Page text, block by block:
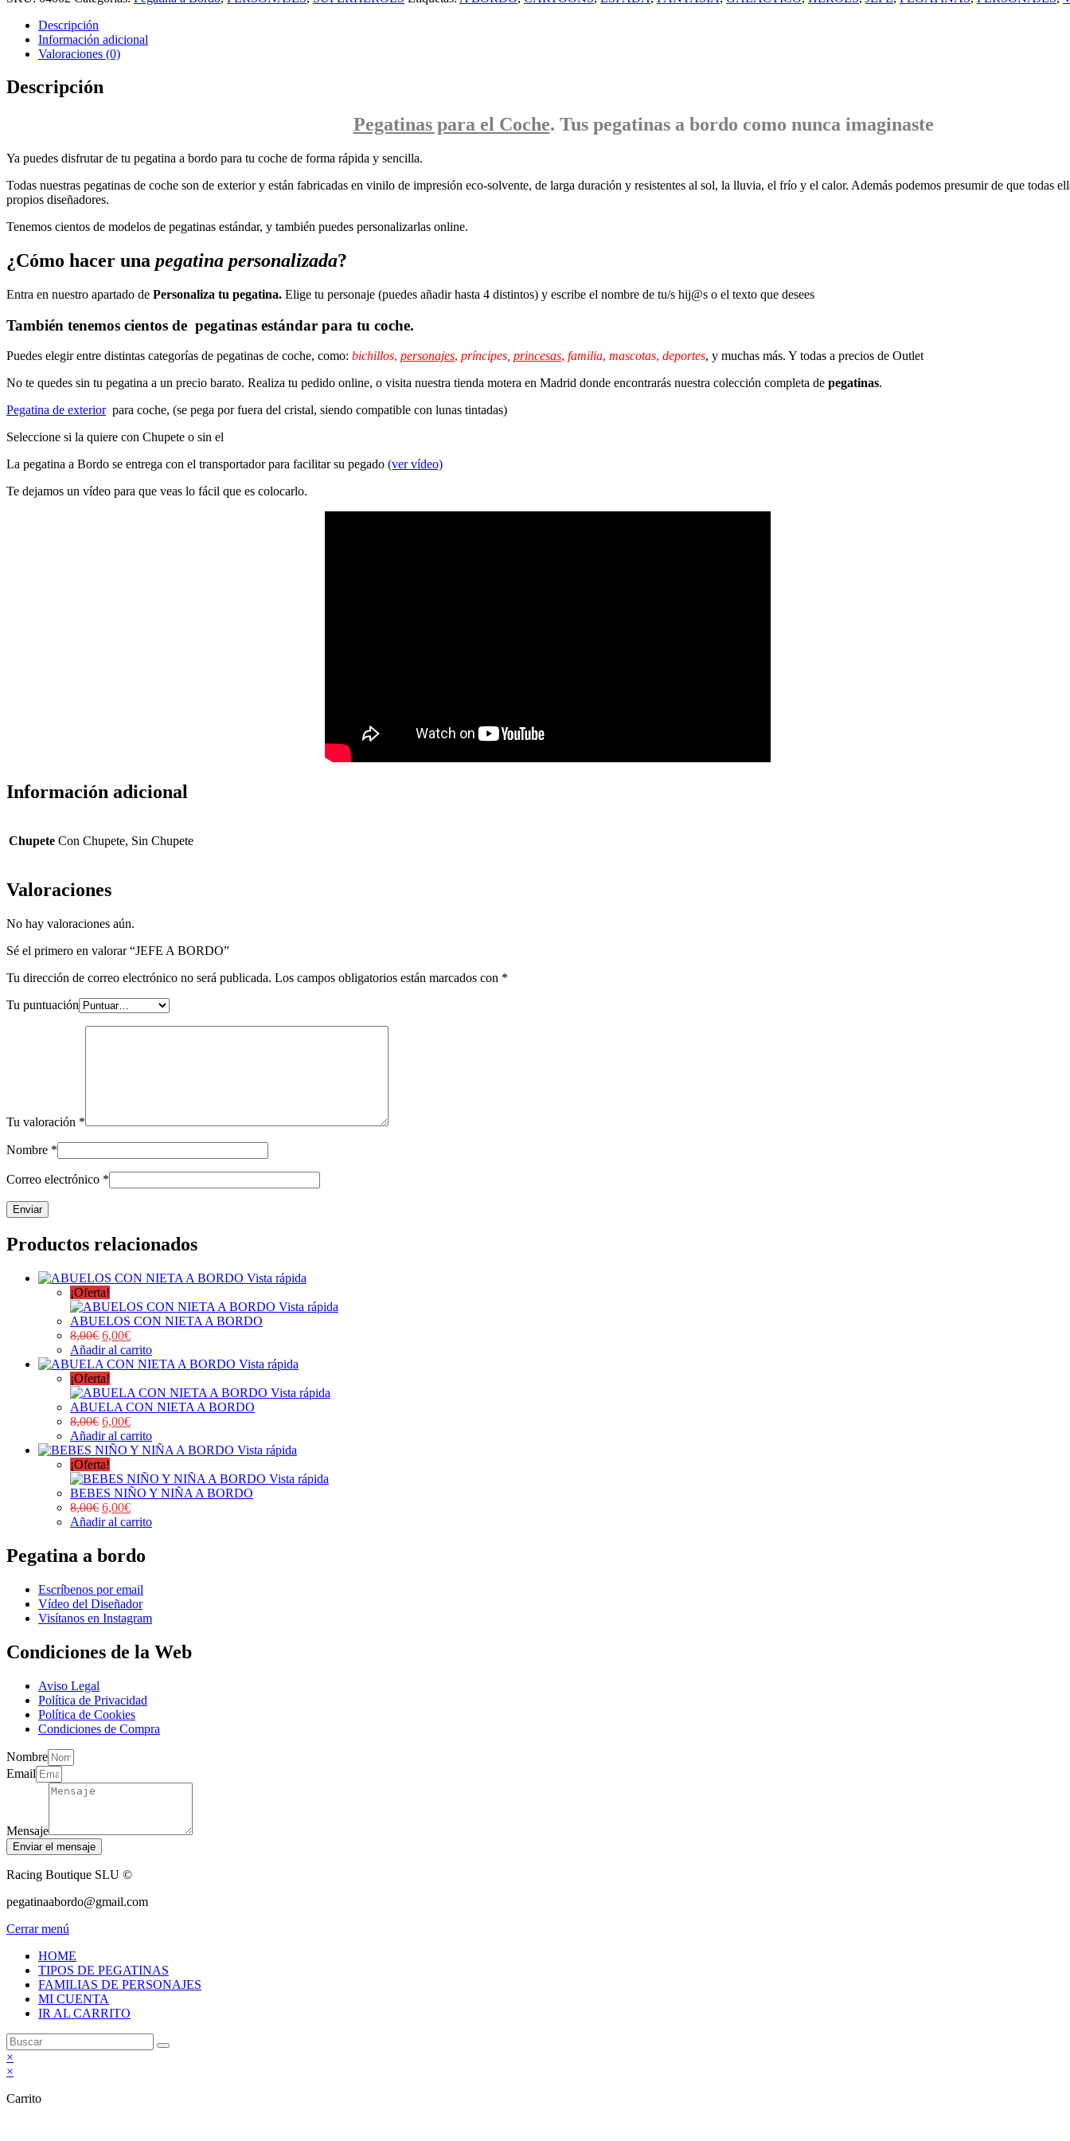
Descripción
Información adicional
Valoraciones (0)
Descripción
Pegatinaspara el Coche. Tus pegatinasa bordo como nunca imaginaste
Ya puedes disfrutar de tu pegatina a bordo para tu coche de forma rápida y sencilla.
Todas nuestras pegatinas de coche son de exterior y están fabricadas en vinilo de impresión eco-solvente, de larga duración y resistentes al sol, la lluvia, el frío y el calor. Además podemos presumir de que todas
propios diseñadores.
Tenemos cientos de modelos de pegatinas estándar, y también puedes personalizarlas online.
¿Cómo hacer una pegatina personalizada?
Entra en nuestro apartado de Personaliza tu pegatina. Elige tu personaje (puedes añadir hasta 4 distintos) y escribe el nombre de tu/s hij@s o el texto que desees
También tenemos cientos de pegatinas estándar para tu coche.
Puedes elegir entre distintas categorías de pegatinas de coche, como: bichillos, personajes, príncipes, princesas, familia, mascotas, deportes, y muchas más. Y todas a precios de Outlet
No te quedes sin tu pegatina a un precio barato. Realiza tu pedido online, o visita nuestra tienda motera en Madrid donde encontrarás nuestra colección completa de pegatinas.
Pegatina de exteriorpara coche, (se pega por fuera del cristal, siendo compatible con lunas tintadas)
Seleccione si la quiere con Chupete o sin el
La pegatina a Bordo se entrega con el transportador para facilitar su pegado (ver vídeo)
Te dejamos un vídeo para que veas lo fácil que es colocarlo.
Información adicional
Chupete Con Chupete, Sin Chupete
Valoraciones
No hay valoraciones aún.
Sé el primero en valorar “JEFE A BORDO”
Tu dirección de correo electrónico no será publicada. Los campos obligatorios están marcados con *
Tu puntuación
Tu valoración *
Nombre *
Correo electrónico *
Productos relacionados
Vista rápida
¡Oferta!
Vista rápida
ABUELOS CON NIETA A BORDO
8,00€ 6,00€
Añadir al carrito
Vista rápida
¡Oferta!
Vista rápida
ABUELA CON NIETA A BORDO
8,00€ 6,00€
Añadir al carrito
Vista rápida
¡Oferta!
Vista rápida
BEBES NIÑO Y NIÑA A BORDO
8,00€ 6,00€
Añadir al carrito
Pegatina a bordo
Escríbenos por email
Vídeo del Diseñador
Visítanos en Instagram
Condiciones de la Web
Aviso Legal
Política de Privacidad
Política de Cookies
Condiciones de Compra
Nombre
Email
Mensaje
Enviar el mensaje
Racing Boutique SLU ©
pegatinaabordo@gmail.com
Cerrar menú
HOME
TIPOS DE PEGATINAS
FAMILIAS DE PERSONAJES
MI CUENTA
IR AL CARRITO
×
×
Carrito